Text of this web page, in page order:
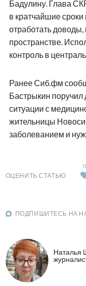
Бадулину. Глава
в кратчайшие сроки
отработать
пространстве.
контроль в
Ранее Сиб.фм
Бастрыкин поручил
ситуации с
жительницы
заболеванием и
ОЦЕНИТЬ СТАТЬЮ
0
ПОДПИШИТЕСЬ НА
Наталья